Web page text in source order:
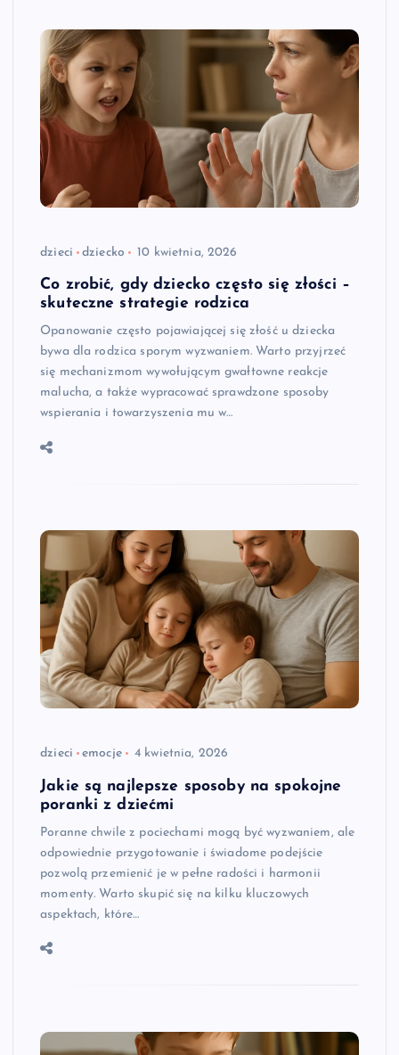
dzieci dziecko 10 kwietnia, 2026
Co zrobić, gdy dziecko często się złości –
skuteczne strategie rodzica
Opanowanie często pojawiającej się złość u dziecka
bywa dla rodzica sporym wyzwaniem. Warto przyjrzeć
się mechanizmom wywołującym gwałtowne reakcje
malucha, a także wypracować sprawdzone sposoby
wspierania i towarzyszenia mu w…
dzieci emocje 4 kwietnia, 2026
Jakie są najlepsze sposoby na spokojne
poranki z dziećmi
Poranne chwile z pociechami mogą być wyzwaniem, ale
odpowiednie przygotowanie i świadome podejście
pozwolą przemienić je w pełne radości i harmonii
momenty. Warto skupić się na kilku kluczowych
aspektach, które…